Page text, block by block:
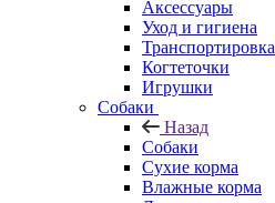
Аксессуары
Уход и гигиена
Транспортировка
Когтеточки
Игрушки
Собаки
Назад
Собаки
Сухие корма
Влажные корма